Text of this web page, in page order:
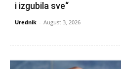
i izgubila sve“
Urednik - August 3, 2026